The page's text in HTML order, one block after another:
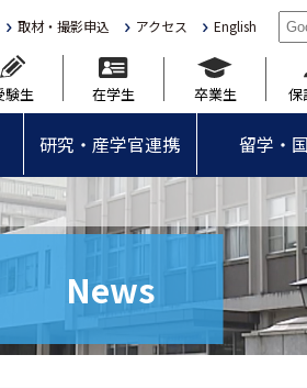
取材・撮影申込 アクセス English
験生 在学生 卒業生 保
研究・産学官連携 留学・
News